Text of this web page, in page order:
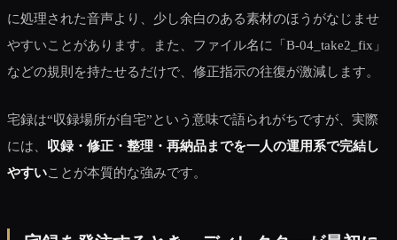
に処理された音声より、少し余白のある素材のほうがなじませ
やすいことがあります。また、ファイル名に「B-04_take2_fix」
などの規則を持たせるだけで、修正指示の往復が激減します。
宅録は“収録場所が自宅”という意味で語られがちですが、実際
には、 収録・修正・整理・再納品までを一人の運用系で完結し
やすいことが本質的な強みです。